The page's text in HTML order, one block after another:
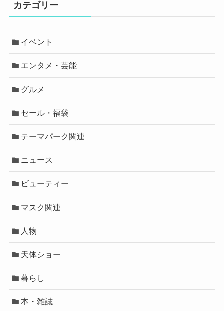
カテゴリー
イベント
エンタメ・芸能
グルメ
セール・福袋
テーマパーク関連
ニュース
ビューティー
マスク関連
人物
天体ショー
暮らし
本・雑誌